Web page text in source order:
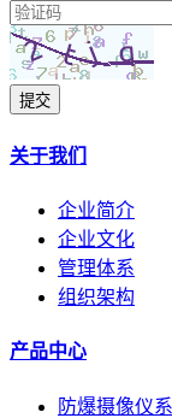
提交
关于我们
企业简介
企业文化
管理体系
组织架构
产品中心
防爆摄像仪